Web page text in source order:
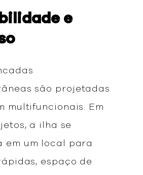
e
são projetadas
multifuncionais. Em
a ilha se
em um local para
espaço de